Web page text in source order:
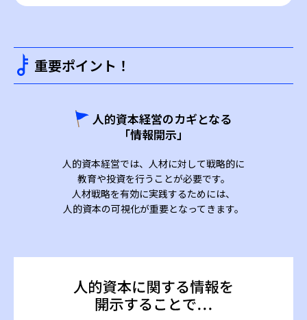
重要ポイント！
人的資本経営のカギとなる
「情報開示」
人的資本経営では、人材に対して戦略的に
教育や投資を行うことが必要です。
人材戦略を有効に実践するためには、
人的資本の可視化が重要となってきます。